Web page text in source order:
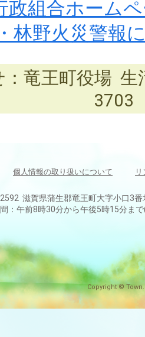
政組合ホーム
林野火災警報
竜王町役場 生
3703
個人情報の取り扱いについて
滋賀県蒲生郡竜王町大字小口3
：午前8時30分から午後5時15分ま
Copyright ©